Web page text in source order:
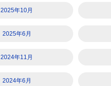
2025年10月
2025年6月
2024年11月
2024年6月